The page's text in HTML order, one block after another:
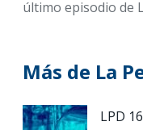
último episodio de
Más de La
LPD